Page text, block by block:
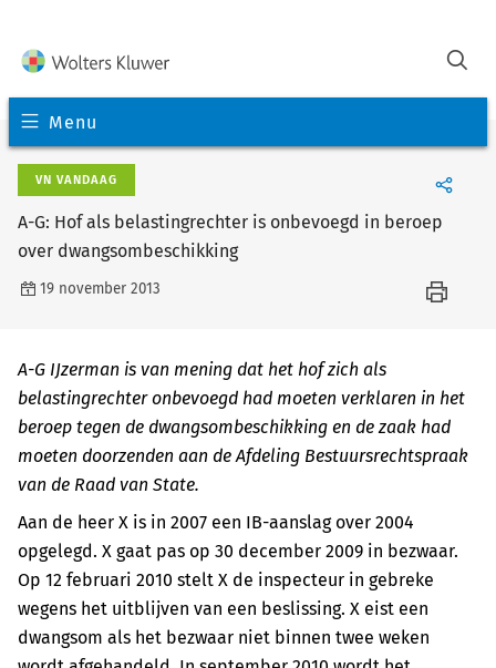
Menu
VN VANDAAG
A-G: Hof als belastingrechter is onbevoegd in beroep
over dwangsombeschikking
19 november 2013
A-G IJzerman is van mening dat het hof zich als
belastingrechter onbevoegd had moeten verklaren in het
beroep tegen de dwangsombeschikking en de zaak had
moeten doorzenden aan de Afdeling Bestuursrechtspraak
van de Raad van State.
Aan de heer X is in 2007 een IB-aanslag over 2004
opgelegd. X gaat pas op 30 december 2009 in bezwaar.
Op 12 februari 2010 stelt X de inspecteur in gebreke
wegens het uitblijven van een beslissing. X eist een
dwangsom als het bezwaar niet binnen twee weken